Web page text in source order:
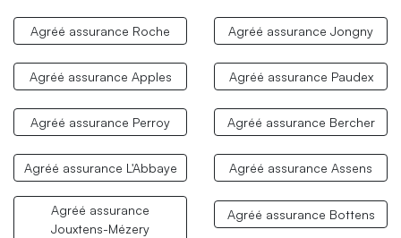
Agréé assurance Roche Agréé assurance Jongny
Agréé assurance Apples Agréé assurance Paudex
Agréé assurance Perroy Agréé assurance Bercher
Agréé assurance L'Abbaye Agréé assurance Assens
Agréé assurance
Jouxtens-Mézery
Agréé assurance Bottens